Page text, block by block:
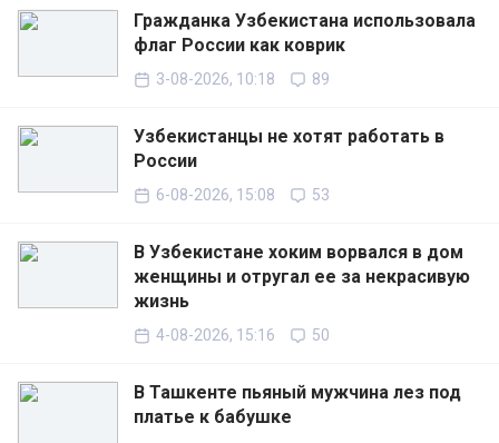
Гражданка Узбекистана использовала
флаг России как коврик
3-08-2026, 10:18 89
Узбекистанцы не хотят работать в
России
6-08-2026, 15:08 53
В Узбекистане хоким ворвался в дом
женщины и отругал ее за некрасивую
жизнь
4-08-2026, 15:16 50
В Ташкенте пьяный мужчина лез под
платье к бабушке